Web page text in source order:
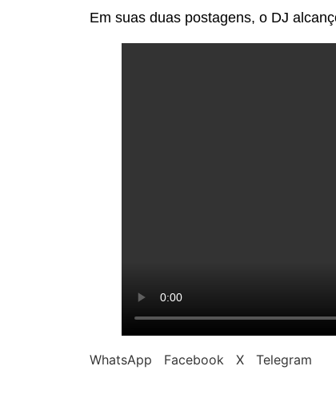
Em suas duas postagens, o DJ
WhatsApp Facebook X Telegram